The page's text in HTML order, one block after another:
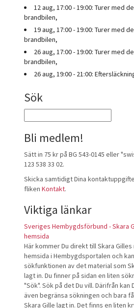
12 aug, 17:00 - 19:00: Turer med
brandbilen,
19 aug, 17:00 - 19:00: Turer med
brandbilen,
26 aug, 17:00 - 19:00: Turer med
brandbilen,
26 aug, 19:00 - 21:00:
Sök
efter:
Bli medlem!
Sätt in 75 kr på BG 543-0145 eller
123 538 33 02.
Skicka samtidigt Dina
fliken Kontakt.
Viktiga länkar
Sveriges Hembygdsförbund - Skara
hemsida
Här kommer Du direkt till Skara Gilles
hemsida i Hembygdsportalen och
sökfunktionen av det material som
lagt in. Du finner på sidan en liten
"Sök". Sök på det Du vill. Därifrån kan
även begränsa sökningen och bara
Skara Gille lagt in. Det finns en liten